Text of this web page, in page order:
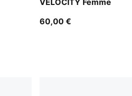
60,00 €